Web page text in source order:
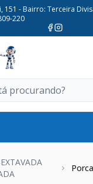
151 - Bairro: Terceira
220